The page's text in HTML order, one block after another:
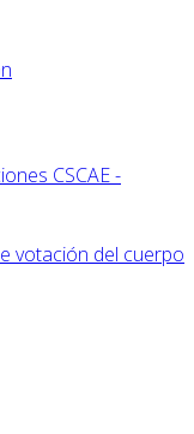
CSCAE -
votación del cuerpo